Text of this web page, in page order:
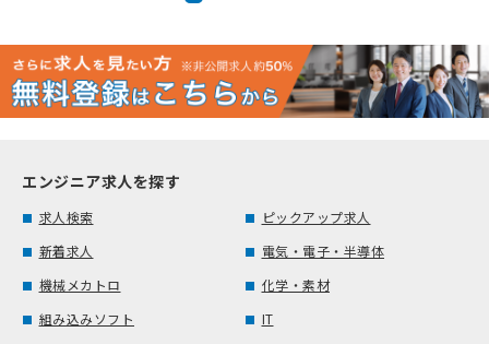
エンジニア求人を探す
求人検索
ピックアップ求人
新着求人
電気・電子・半導体
機械メカトロ
化学・素材
組み込みソフト
IT